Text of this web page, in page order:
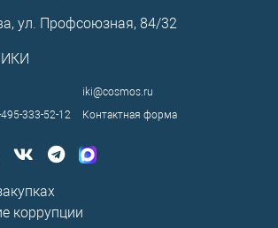
ул. Профсоюзная, 84/32
ИКИ
iki@cosmos.ru
333-52-12
Контактная форма
коррупции